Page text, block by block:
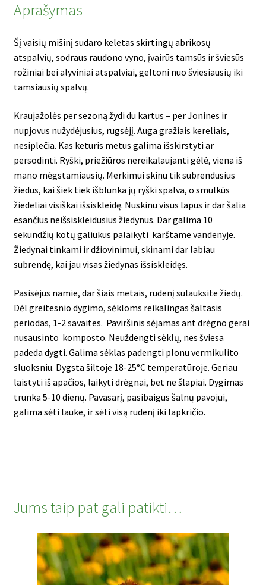
Aprašymas
Šį vaisių mišinį sudaro keletas skirtingų abrikosų
atspalvių, sodraus raudono vyno, įvairūs tamsūs ir šviesūs
rožiniai bei alyviniai atspalviai, geltoni nuo šviesiausių iki
tamsiausių spalvų.
Kraujažolės per sezoną žydi du kartus – per Jonines ir
nupjovus nužydėjusius, rugsėjį. Auga gražiais kereliais,
nesiplečia. Kas keturis metus galima išskirstyti ar
persodinti. Ryški, priežiūros nereikalaujanti gėlė, viena iš
mano mėgstamiausių. Merkimui skinu tik subrendusius
žiedus, kai šiek tiek išblunka jų ryški spalva, o smulkūs
žiedeliai visiškai išsiskleidę. Nuskinu visus lapus ir dar šalia
esančius neišsiskleidusius žiedynus. Dar galima 10
sekundžių kotų galiukus palaikyti karštame vandenyje.
Žiedynai tinkami ir džiovinimui, skinami dar labiau
subrendę, kai jau visas žiedynas išsiskleidęs.
Pasisėjus namie, dar šiais metais, rudenį sulauksite žiedų.
Dėl greitesnio dygimo, sėkloms reikalingas šaltasis
periodas, 1-2 savaites. Paviršinis sėjamas ant drėgno gerai
nusausinto komposto. Neuždengti sėklų, nes šviesa
padeda dygti. Galima sėklas padengti plonu vermikulito
sluoksniu. Dygsta šiltoje 18-25°C temperatūroje. Geriau
laistyti iš apačios, laikyti drėgnai, bet ne šlapiai. Dygimas
trunka 5-10 dienų. Pavasarį, pasibaigus šalnų pavojui,
galima sėti lauke, ir sėti visą rudenį iki lapkričio.
Jums taip pat gali patikti…